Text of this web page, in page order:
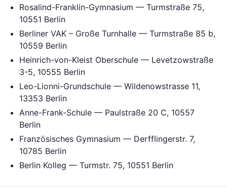
Rosalind-Franklin-Gymnasium — Turmstraße 75,
10551 Berlin
Berliner VAK – Große Turnhalle — Turmstraße 85 b,
10559 Berlin
Heinrich-von-Kleist Oberschule — Levetzowstraße
3-5, 10555 Berlin
Leo-Lionni-Grundschule — Wildenowstrasse 11,
13353 Berlin
Anne-Frank-Schule — Paulstraße 20 C, 10557
Berlin
Französisches Gymnasium — Derfflingerstr. 7,
10785 Berlin
Berlin Kolleg — Turmstr. 75, 10551 Berlin